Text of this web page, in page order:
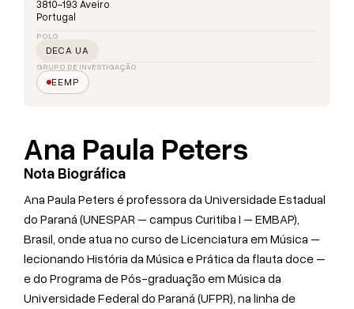
3810-193 Aveiro
Portugal
POLO
DECA UA
GRUPO DE INVESTIGAÇÃO
EEMP
Ana Paula Peters
Nota Biográfica
Ana Paula Peters é professora da Universidade Estadual
do Paraná (UNESPAR – campus Curitiba I – EMBAP),
Brasil, onde atua no curso de Licenciatura em Música –
lecionando História da Música e Prática da flauta doce –
e do Programa de Pós-graduação em Música da
Universidade Federal do Paraná (UFPR), na linha de